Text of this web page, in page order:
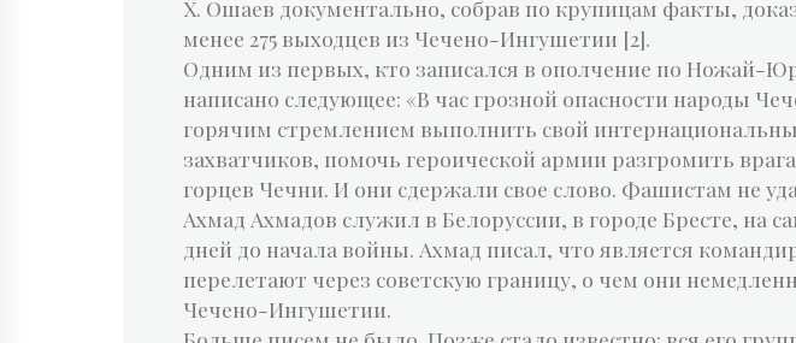
X. Ошаев документально, собрав по крупицам факты,
менее 275 выходцев из Чечено-Ингушетии [2].
Одним из первых, кто записался в ополчение по Ножай-
написано следующее: «В час грозной опасности народы
горячим стремлением выполнить свой
захватчиков, помочь героической армии разгромить
горцев Чечни. И они сдержали свое слово. Фашистам не
Ахмад Ахмадов служил в Белоруссии, в городе Бресте, на
дней до начала войны. Ахмад писал, что является
перелетают через советскую границу, о чем они
Чечено-Ингушетии.